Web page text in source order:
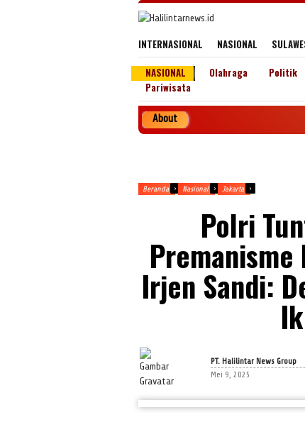
INTERNASIONAL NASIONAL
NASIONAL
Olahraga Politik
Pariwisata
About
Beranda Nasional Jakarta
Polri
Premanisme
Irjen Sandi:
PT. Halilintar News Group
Mei 9, 2025